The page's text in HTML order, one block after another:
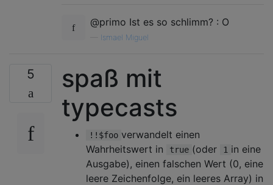
@primo Ist es so schlimm? : O
Ismael Miguel
5
spaß mit
typecasts
!!$foo verwandelt einen
Wahrheitswert in
true (oder 1 in eine
Ausgabe), einen falschen Wert (0, eine
leere Zeichenfolge, ein leeres Array) in